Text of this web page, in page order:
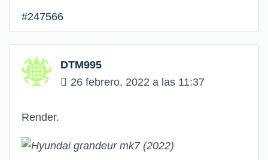
#247566
DTM995
26 febrero, 2022 a las 11:37
Render.